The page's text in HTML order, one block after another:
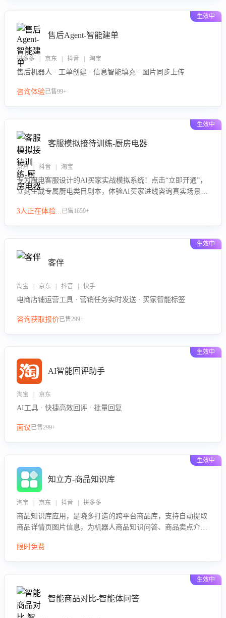
生效中
售后Agent-智能建单
拼多多 | 京东 | 抖音 | 淘宝
售后机器人 · 工单创建 · 信息智能填充 · 图片同步上传
咨询体验已售99+
生效中
客服模拟接待训练-厨房电器
京东 | 抖音 | 淘宝
专为厨电客服设计的AI买家实战模拟系统！点击“立即开通”，
立刻生成专属厨电类目剧本，体验AI买家进线咨询真实场景训
技巧！
3人正在体验...已售1659+
生效中
客伴
淘宝 | 京东 | 抖音 | 快手
电商店铺运营工具 · 营销任务实时发送 · 买家智能标签
咨询获取报价已售299+
生效中
AI智能回评助手
淘宝 | 京东
AI工具 · 快捷高效回评 · 批量回复
面议已售299+
生效中
知立方-商品知识库
淘宝 | 京东 | 抖音 | 拼多多
商品知识库应用，是晓多打造的跨平台商品库，支持自动提取
商品详情页图片信息，为机器人商品知识问答、商品卖点介绍
限时免费
生效中
智能商品对比-智能体问答